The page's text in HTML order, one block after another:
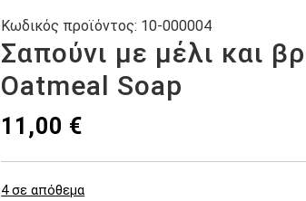
Σαπούνι με μέλι και
Oatmeal Soap
11,00 €
4 σε απόθεμα
Κωδικός προϊόντος: 10-000004